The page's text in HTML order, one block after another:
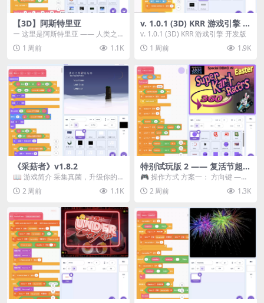
【3D】阿斯特里亚
ー 这里是阿斯特里亚 —— 人类之
罪与未来希望交汇之地 📖 游戏简
介 《阿斯特里...
1 周前 1.1K
v. 1.0.1 (3D) KRR 游戏引擎 开
发版
v. 1.0.1 (3D) KRR 游戏引擎 开发版
1 周前
1.9K
《采菇者》v1.8.2
📖 游戏简介 采集真菌，升级你的
机体，并前往未知领域探索。 这是
一款静谧的探索冒...
2 周前 1.1K
特别试玩版 2 —— 复活节超级
卡丁车赛
🎮 操作方式 方案一： 方向键 ——
移动 Z —— 跳跃 / 漂移 方案二： ...
2 周前 1.3K